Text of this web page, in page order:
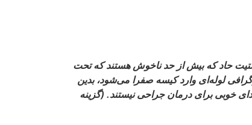
حاد كه بيش از حد ناخوش هستند كه تحت
لوله‏‌اى وارد كيسه صفرا مى‏‌شود، بدين
خوبى براى درمان جراحى نيستند. (گزينه